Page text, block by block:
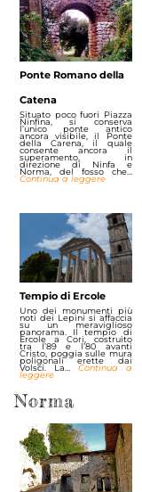
Ponte Romano della
Catena
Situato poco fuori Piazza
Ninfina, si conserva
l’unico ponte antico
ancora visibile, il Ponte
della Carena, il quale
consente ancora il
superamento, in
direzione di Ninfa e
Norma, del fosso che…
Continua a leggere
Tempio di Ercole
Uno dei monumenti più
noti dei Lepini si affaccia
su un meraviglioso
panorama. Il tempio di
Ercole a Cori, costruito
tra l’89 e l’80 avanti
Cristo, poggia sulle mura
poligonali erette dai
Volsci. La… Continua a
leggere
Norma